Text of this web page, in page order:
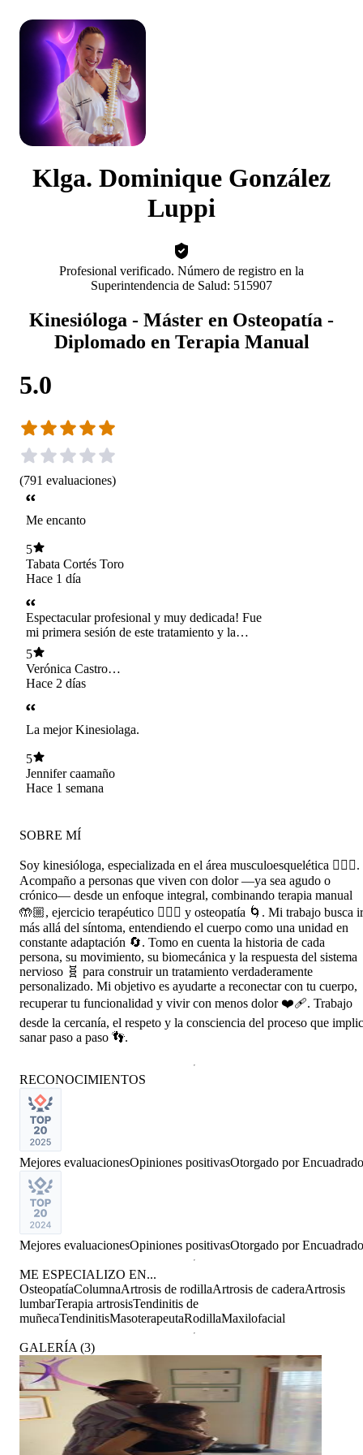
Klga. Dominique González
Luppi
Profesional verificado. Número de registro en la
Superintendencia de Salud: 515907
Kinesióloga - Máster en Osteopatía -
Diplomado en Terapia Manual
5.0
(791 evaluaciones)
Me encanto
5
Tabata Cortés Toro
Hace 1 día
Espectacular profesional y muy dedicada! Fue
mi primera sesión de este tratamiento y la
experiencia fue excelente. Muy preocupada,
cercana y profesional!
5
Verónica Castro
Ramírez
Hace 2 días
La mejor Kinesiolaga.
5
Jennifer caamaño
Hace 1 semana
SOBRE MÍ
Soy kinesióloga, especializada en el área musculoesquelética 🤸🏻‍♀️.
Acompaño a personas que viven con dolor —ya sea agudo o
crónico— desde un enfoque integral, combinando terapia manual
🤲🏼, ejercicio terapéutico 🏋🏼‍♀️ y osteopatía 🌀. Mi trabajo busca ir
más allá del síntoma, entendiendo el cuerpo como una unidad en
constante adaptación 🔄. Tomo en cuenta la historia de cada
persona, su movimiento, su biomecánica y la respuesta del sistema
nervioso 🧬 para construir un tratamiento verdaderamente
personalizado. Mi objetivo es ayudarte a reconectar con tu cuerpo,
recuperar tu funcionalidad y vivir con menos dolor ❤️‍🩹. Trabajo
desde la cercanía, el respeto y la consciencia del proceso que
sanar paso a paso 👣.
RECONOCIMIENTOS
Mejores evaluacionesOpiniones positivasOtorgado porEncuadrado
Mejores evaluacionesOpiniones positivasOtorgado porEncuadrado
ME ESPECIALIZO EN...
OsteopatíaColumnaArtrosis de rodillaArtrosis de caderaArtrosis
lumbarTerapia artrosisTendinitis de
muñecaTendinitisMasoterapeutaRodillaMaxilofacial
GALERÍA (3)